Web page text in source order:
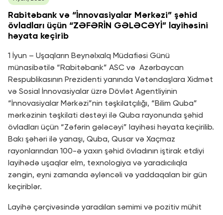
Rabitəbank və “İnnovasiyalar Mərkəzi” şəhid
övladları üçün “ZƏFƏRİN GƏLƏCƏYİ” layihəsini
həyata keçirib
1 İyun – Uşaqların Beynəlxalq Müdafiəsi Günü
münasibətilə “Rabitəbank” ASC və Azərbaycan
Respublikasının Prezidenti yanında Vətəndaşlara Xidmət
və Sosial İnnovasiyalar üzrə Dövlət Agentliyinin
“İnnovasiyalar Mərkəzi”nin təşkilatçılığı, “Bilim Quba”
mərkəzinin təşkilati dəstəyi ilə Quba rayonunda şəhid
övladları üçün “Zəfərin gələcəyi” layihəsi həyata keçirilib.
Bakı şəhəri ilə yanaşı, Quba, Qusar və Xaçmaz
rayonlarından 100-ə yaxın şəhid övladının iştirak etdiyi
layihədə uşaqlar elm, texnologiya və yaradıcılıqla
zəngin, eyni zamanda əyləncəli və yaddaqalan bir gün
keçiriblər.
Layihə çərçivəsində yaradılan səmimi və pozitiv mühit